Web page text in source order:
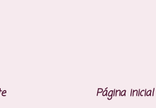
Página inicial